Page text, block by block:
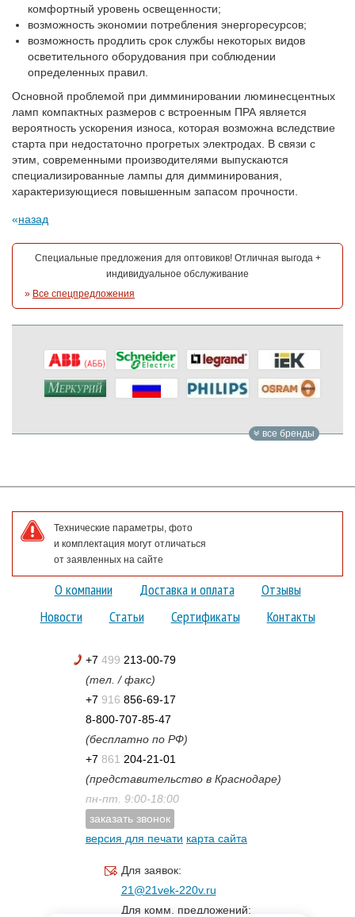
комфортный уровень освещенности;
возможность экономии потребления энергоресурсов;
возможность продлить срок службы некоторых видов
осветительного оборудования при соблюдении
определенных правил.
Основной проблемой при димминировании люминесцентных
ламп компактных размеров с встроенным ПРА является
вероятность ускорения износа, которая возможна вследствие
старта при недостаточно прогретых электродах. В связи с
этим, современными производителями выпускаются
специализированные лампы для димминирования,
характеризующиеся повышенным запасом прочности.
назад
Специальные предложения для оптовиков! Отличная выгода +
индивидуальное обслуживание
» Все спецпредложения
все бренды
Технические параметры, фото
и комплектация могут отличаться
от заявленных на сайте
О компании Доставка и оплата
Отзывы
Новости
Статьи Сертификаты Контакты
+7 499 213-00-79
(тел. / факс)
+7 916 856-69-17
8-800-707-85-47
(бесплатно по РФ)
+7 861 204-21-01
(представительство в Краснодаре)
пн-пт. 9:00-18:00
заказать звонок
версия для печати карта сайта
Для заявок:
21@21vek-220v.ru
Для комм. предложений: